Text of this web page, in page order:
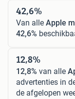
42,6%
Van alle Apple
42,6%
12,8%
12,8% van alle
advertenties in
de afgelopen